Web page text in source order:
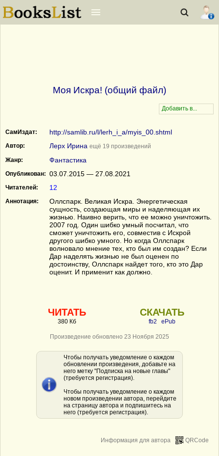
Моя Искра! (общий файл)
СамИздат: http://samlib.ru/l/lerh_i_a/myis_00.shtml
Автор: Лерх Ирина ещё 19 произведений
Жанр:
Фантастика
Опубликован: 03.07.2015 — 27.08.2021
Читателей: 12
Аннотация:
Оллспарк. Великая Искра. Энергетическая
сущность, создающая миры и наделяющая их
жизнью. Наивно верить, что ее можно уничтожить.
2007 год. Один шибко умный посчитал, что
сможет уничтожить его, совместив с Искрой
другого шибко умного. Но когда Оллспарк
волновало мнение тех, кто был им создан? Если
Дар наделять жизнью не был оценен по
достоинству, Оллспарк найдет того, кто это Дар
оценит. И применит как должно.
ЧИТАТЬ
380 Кб
СКАЧАТЬ
fb2 ePub
Произведение обновлено 23 Ноября 2025
Чтобы получать уведомление о каждом
обновлении произведения, добавьте на
него метку "Подписка на новые главы"
(требуется регистрация).
Чтобы получать уведомление о каждом
новом произведении автора, перейдите
на страницу автора и подпишитесь на
него (требуется регистрация).
QRCode
Информация для автора